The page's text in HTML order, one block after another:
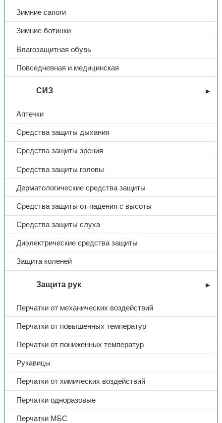
Зимние сапоги
Зимние ботинки
Влагозащитная обувь
Повседневная и медицинская
СИЗ
Аптечки
Средства защиты дыхания
Средства защиты зрения
Средства защиты головы
Дерматологические средства защиты
Средства защиты от падения с высоты
Средства защиты слуха
Диэлектрические средства защиты
Защита коленей
Защита рук
Перчатки от механических воздействий
Перчатки от повышенных температур
Перчатки от пониженных температур
Рукавицы
Перчатки от химических воздействий
Перчатки одноразовые
Перчатки МБС
Размер 10